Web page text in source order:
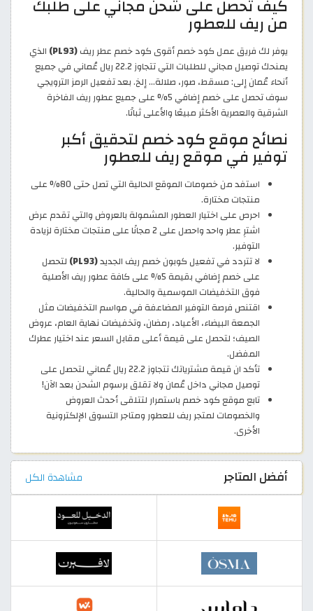
كيف تحصل على شحن مجاني على طلبك
من ريف للعطور
يوفر لك فريق عمل كود خصم أقوى كود خصم عطر ريف(PL93)
الذي
يمنحك توصيل مجاني للطلبات التي تتجاوز 22.2 ريال عُماني في جميع
أنحاء عُمان إلى: مسقط، صور، صلالة... إلخ. بعد تفعيل الرمز الترويجي
سوف تحصل على خصم إضافي 5% على جميع عطور ريف الفاخرة
الشرقية والعصرية الأكثر مبيعًا والأعلى ثباتًا.
نصائح موقع كود خصم لتحقيق أكبر
توفير في موقع ريف للعطور
استفد من خصومات الموقع الحالية التي تصل حتى 80% على
منتجات مختارة.
احرص على اختيار العطور المشمولة بالعروض والتي تقدم عرض
اشترِ عطر واحد واحصل على 2 مجانًا على منتجات مختارة لزيادة
التوفير.
لا تتردد في تفعيل كوبون خصم ريف الجديد(PL93)
لتحصل
على خصم إضافي بقيمة 5% على كافة عطور ريف الأصلية
فوق التخفيضات الموسمية والحالية.
اقتنص فرصة التوفير المضاعفة في مواسم التخفيضات مثل
الجمعة البيضاء، الأعياد، رمضان، وتخفيضات نهاية العام، عروض
الصيف؛ لتحصل على قيمة أعلى مقابل السعر عند اختيار عطرك
المفضل.
تأكد ان قيمة مشترياتك تتجاوز 22.2 ريال عُماني لتحصل على
توصيل مجاني داخل عُمان ولا تقلق برسوم الشحن بعد الآن!
تابع موقع كود خصم باستمرار لتتلقى أحدث العروض
والخصومات لمتجر ريف للعطور ومتاجر التسوق الإلكترونية
الأخرى.
أفضل المتاجر مشاهدة الكل